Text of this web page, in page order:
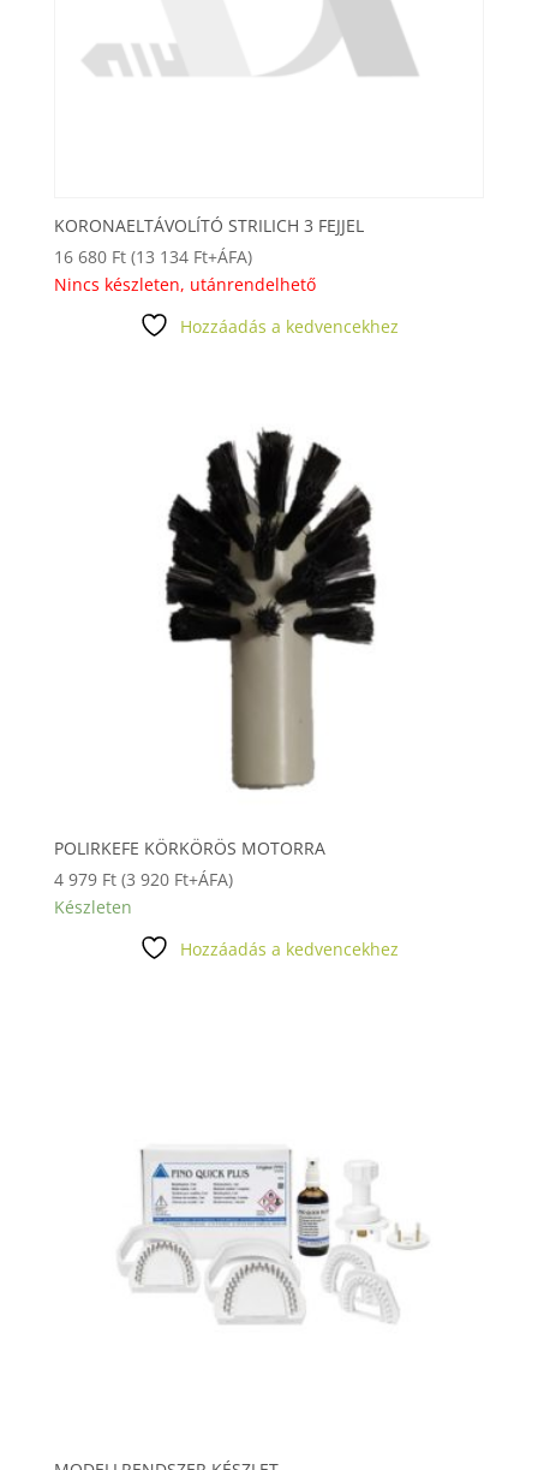
KORONAELTÁVOLÍTÓ STRILICH 3 FEJJEL
16 680 Ft (13 134 Ft+ÁFA)
Nincs készleten, utánrendelhető
Hozzáadás a kedvencekhez
POLIRKEFE KÖRKÖRÖS MOTORRA
4 979 Ft (3 920 Ft+ÁFA)
Készleten
Hozzáadás a kedvencekhez